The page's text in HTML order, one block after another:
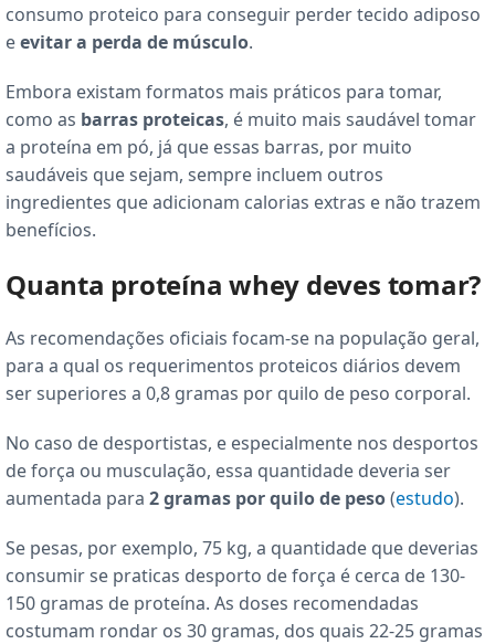
consumo proteico para conseguir perder tecido adiposo
eevitar a perda de músculo.
Embora existam formatos mais práticos para tomar,
como as barras proteicas, é muito mais saudável tomar
a proteína em pó, já que essas barras, por muito
saudáveis que sejam, sempre incluem outros
ingredientes que adicionam calorias extras e não trazem
benefícios.
Quanta proteína whey deves tomar?
As recomendações oficiais focam-se na população geral,
para a qual os requerimentos proteicos diários devem
ser superiores a 0,8 gramas por quilo de peso corporal.
No caso de desportistas, e especialmente nos desportos
de força ou musculação, essa quantidade deveria ser
aumentada para 2 gramas por quilo de peso(estudo).
Se pesas, por exemplo, 75 kg, a quantidade que deverias
consumir se praticas desporto de força é cerca de 130-
150 gramas de proteína. As doses recomendadas
costumam rondar os 30 gramas, dos quais 22-25 gramas